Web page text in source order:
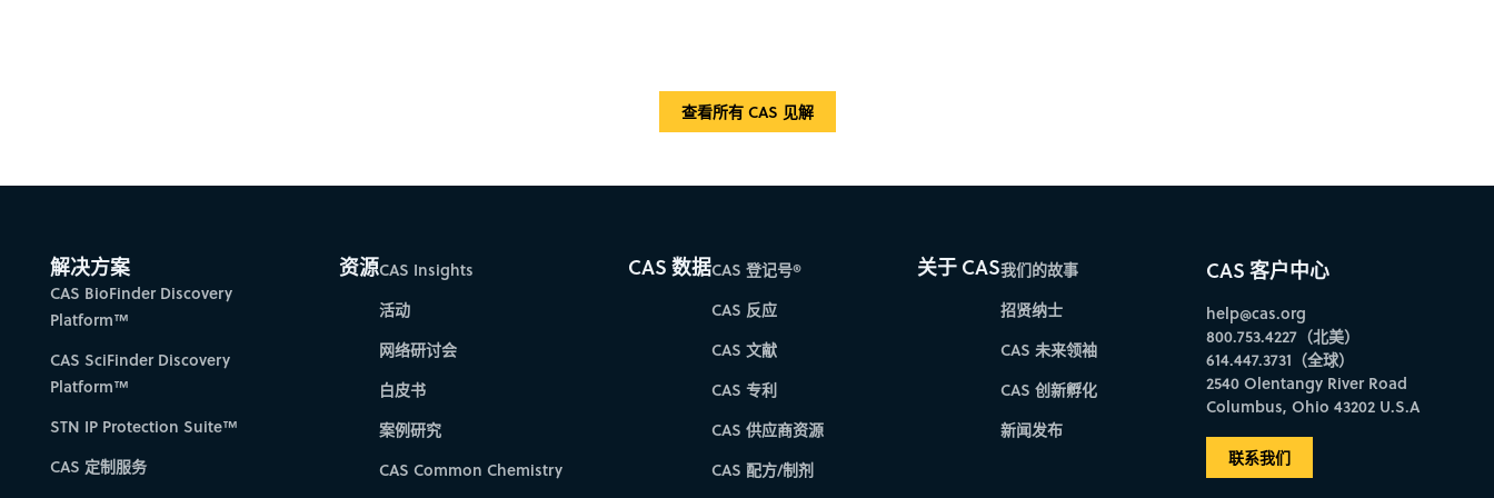
查看所有 CAS 见解
解决方案
CAS BioFinder Discovery
Platform™
CAS SciFinder Discovery
Platform™
STN IP Protection Suite™
CAS 定制服务
资源CAS Insights
活动
网络研讨会
白皮书
案例研究
CAS Common Chemistry
CAS 数据CAS 登记号®
CAS 反应
CAS 文献
CAS 专利
CAS 供应商资源
CAS 配方/制剂
关于 CAS我们的故事
招贤纳士
CAS 未来领袖
CAS 创新孵化
新闻发布
CAS 客户中心
help@cas.org
800.753.4227（北美）
614.447.3731（全球）
2540 Olentangy River Road
Columbus, Ohio 43202 U.S.A
联系我们